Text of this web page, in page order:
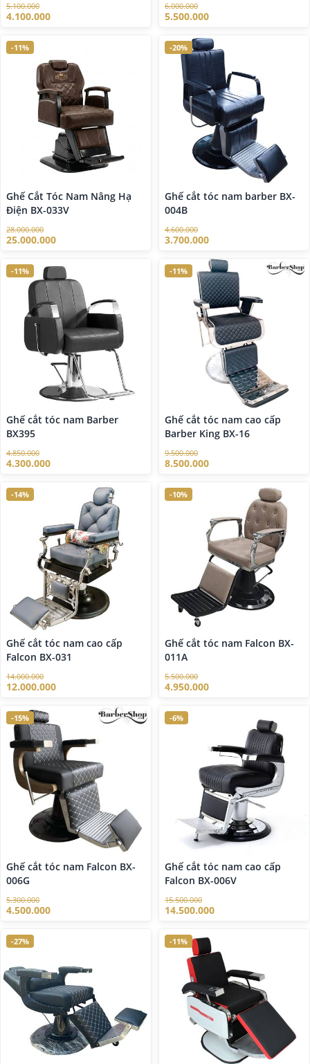
5.100.000
4.100.000
6.000.000
5.500.000
-11%
Ghế Cắt Tóc Nam Nâng Hạ
Điện BX-033V
28.000.000
25.000.000
-20%
Ghế cắt tóc nam barber BX-
004B
4.600.000
3.700.000
-11%
Ghế cắt tóc nam Barber
BX395
4.850.000
4.300.000
-11%
Ghế cắt tóc nam cao cấp
Barber King BX-16
9.500.000
8.500.000
-14%
Ghế cắt tóc nam cao cấp
Falcon BX-031
14.000.000
12.000.000
-10%
Ghế cắt tóc nam Falcon BX-
011A
5.500.000
4.950.000
-15%
Ghế cắt tóc nam Falcon BX-
006G
5.300.000
4.500.000
-6%
Ghế cắt tóc nam cao cấp
Falcon BX-006V
15.500.000
14.500.000
-27% -11%